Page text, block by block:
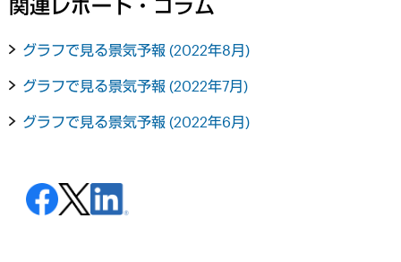
関連レポート・コラム
グラフで見る景気予報 (2022年8月)
グラフで見る景気予報 (2022年7月)
グラフで見る景気予報 (2022年6月)